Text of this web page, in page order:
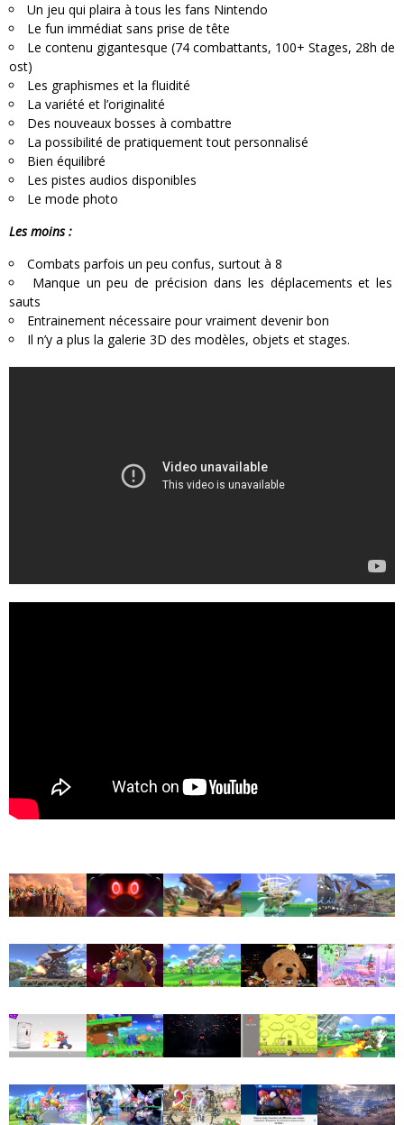
Un jeu qui plaira à tous les fans Nintendo
Le fun immédiat sans prise de tête
Le contenu gigantesque (74 combattants, 100+ Stages, 28h de
ost)
Les graphismes et la fluidité
La variété et l’originalité
Des nouveaux bosses à combattre
La possibilité de pratiquement tout personnalisé
Bien équilibré
Les pistes audios disponibles
Le mode photo
Les moins :
Combats parfois un peu confus, surtout à 8
Manque un peu de précision dans les déplacements et les
sauts
Entrainement nécessaire pour vraiment devenir bon
Il n’y a plus la galerie 3D des modèles, objets et stages.